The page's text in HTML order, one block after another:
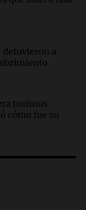
nevada en
de mil
peronismo
de Villa
de médula
Cayetano
detuvieron a
tuvimos
cómo fue su